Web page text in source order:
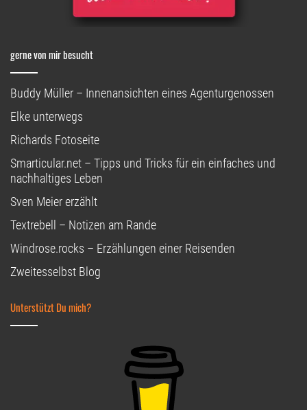
gerne von mir besucht
Buddy Müller – Innenansichten eines Agenturgenossen
Elke unterwegs
Richards Fotoseite
Smarticular.net – Tipps und Tricks für ein einfaches und
nachhaltiges Leben
Sven Meier erzählt
Textrebell – Notizen am Rande
Windrose.rocks – Erzählungen einer Reisenden
Zweitesselbst Blog
Unterstützt Du mich?